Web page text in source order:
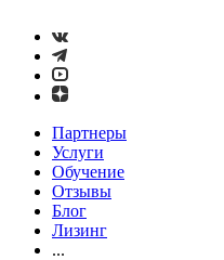
Партнеры
Услуги
Обучение
Отзывы
Блог
Лизинг
...